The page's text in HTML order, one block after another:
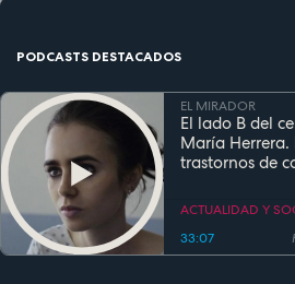
PODCASTS DESTACADOS
EL MIRADOR
El lado B del
María Herrera.
trastornos de
ACTUALIDAD Y
33:07